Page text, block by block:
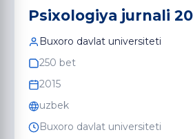
Psixologiya jurnali
Buxoro davlat universiteti
250 bet
2015
uzbek
Buxoro davlat universiteti